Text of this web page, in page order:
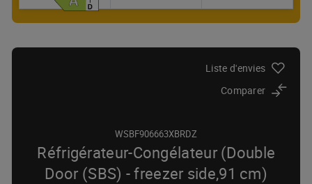
Liste d'envies
Comparer
WSBF906663XBRDZ
Réfrigérateur-Congélateur (Double
Door (SBS) - freezer side,91 cm)